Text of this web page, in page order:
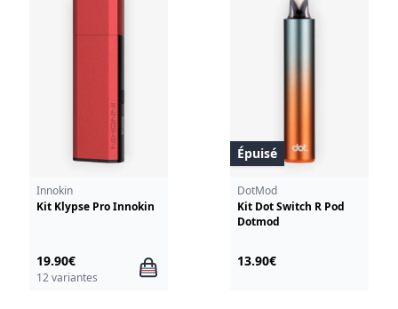
Innokin
Kit Klypse Pro Innokin
19.90€
12 variantes
Épuisé
DotMod
Kit Dot Switch R Pod
Dotmod
13.90€